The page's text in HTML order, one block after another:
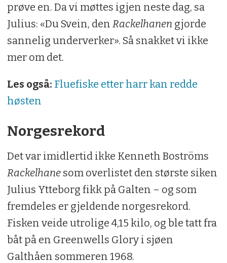
prøve en. Da vi møttes igjen neste dag, sa
Julius: «Du Svein, den Rackelhanen gjorde
sannelig underverker». Så snakket vi ikke
mer om det.
Les også: Fluefiske etter harr kan redde
høsten
Norgesrekord
Det var imidlertid ikke Kenneth Boströms
Rackelhanesom overlistet den største siken
Julius Ytteborg fikk på Galten – og som
fremdeles er gjeldende norgesrekord.
Fisken veide utrolige 4,15 kilo, og ble tatt fra
båt på en Greenwells Glory i sjøen
Galthåen sommeren 1968.